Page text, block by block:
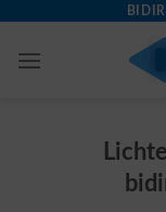
content